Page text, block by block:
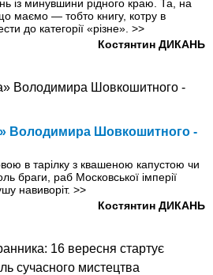
із минувшини рідного краю. Та, на
маємо — тобто книгу, котру в
до категорії «різне». >>
Костянтин ДИКАНЬ
Володимира Шовкошитного -
в тарілку з квашеною капустою чи
браги, раб Московської імперії
навиворіт. >>
Костянтин ДИКАНЬ